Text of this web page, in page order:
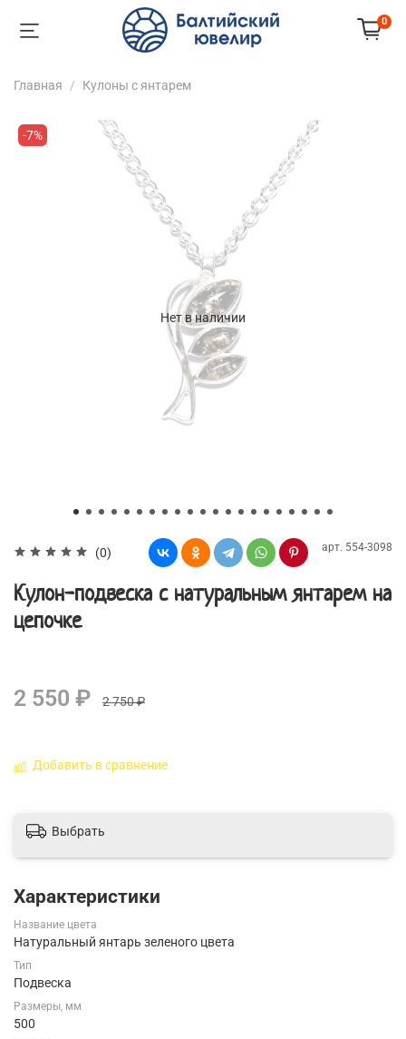
0
Главная Кулоны с янтарем
Нет в наличии
-7%
(0) арт. 554-3098
Кулон-подвеска с натуральным янтарем на
цепочке
2 550 ₽ 2 750 ₽
Добавить в сравнение
Выбрать
Характеристики
Название цвета
Натуральный янтарь зеленого цвета
Тип
Подвеска
Размеры, мм
500